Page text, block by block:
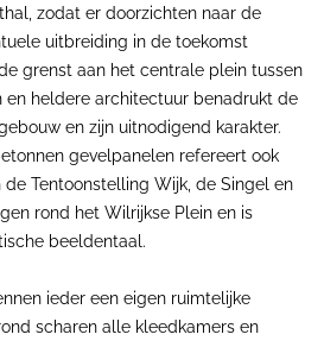
zodat er doorzichten naar de
uitbreiding in de toekomst
grenst aan het centrale plein tussen
en heldere architectuur benadrukt de
en zijn uitnodigend karakter.
gevelpanelen refereert ook
Tentoonstelling Wijk, de Singel en
rond het Wilrijkse Plein en is
beeldentaal.
ieder een eigen ruimtelijke
scharen alle kleedkamers en